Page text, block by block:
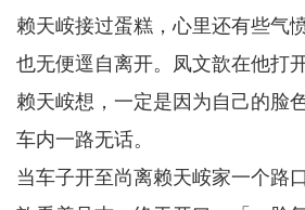
赖天峖接过蛋糕，心里还有些气
也无便逕自离开。凤文歆在他打
赖天峖想，一定是因为自己的脸
车内一路无话。
当车子开至尚离赖天峖家一个路